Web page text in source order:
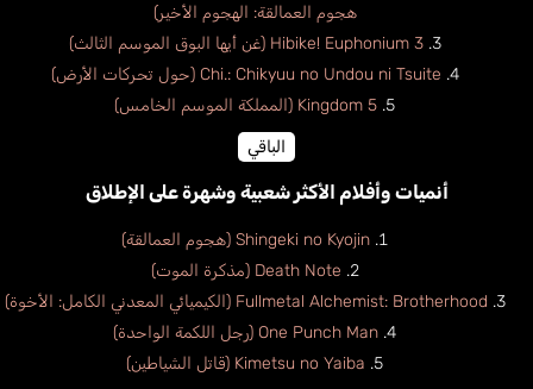
هجوم العمالقة: الهجوم الأخير)
Hibike! Euphonium 3 (غن أيها البوق الموسم الثالث)
Chi.: Chikyuu no Undou ni Tsuite (حول تحركات الأرض)
Kingdom 5 (المملكة الموسم الخامس)
الباقي
أنميات وأفلام الأكثر شعبية وشهرة على الإطلاق
Shingeki no Kyojin (هجوم العمالقة)
Death Note (مذكرة الموت)
Fullmetal Alchemist: Brotherhood (الكيميائي المعدني الكامل: الأخوة)
One Punch Man (رجل اللكمة الواحدة)
Kimetsu no Yaiba (قاتل الشياطين)